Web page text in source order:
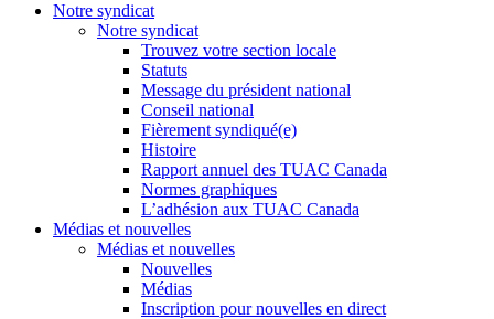
Notre syndicat
Notre syndicat
Trouvez votre section locale
Statuts
Message du président national
Conseil national
Fièrement syndiqué(e)
Histoire
Rapport annuel des TUAC Canada
Normes graphiques
L’adhésion aux TUAC Canada
Médias et nouvelles
Médias et nouvelles
Nouvelles
Médias
Inscription pour nouvelles en direct